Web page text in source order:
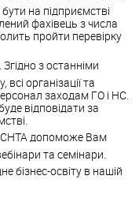
на підприємстві
фахівець з числа
пройти перевірку
з останніми
організації та
заходам ГО і НС.
відповідати за
СНТА допоможе Вам
та семінари.
бізнес-освіту в нашій